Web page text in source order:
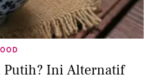
Putih? Ini Alternatif